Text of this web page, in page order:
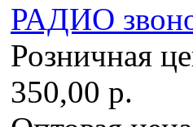
РАДИО
Розничная
350,00 р.